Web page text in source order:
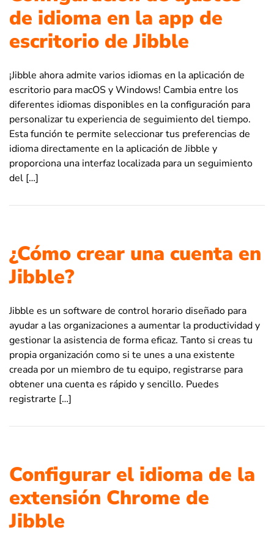
de idioma en la app de
escritorio de Jibble
¡Jibble ahora admite varios idiomas en la aplicación de
escritorio para macOS y Windows! Cambia entre los
diferentes idiomas disponibles en la configuración para
personalizar tu experiencia de seguimiento del tiempo.
Esta función te permite seleccionar tus preferencias de
idioma directamente en la aplicación de Jibble y
proporciona una interfaz localizada para un seguimiento
del […]
¿Cómo crear una cuenta en
Jibble?
Jibble es un software de control horario diseñado para
ayudar a las organizaciones a aumentar la productividad y
gestionar la asistencia de forma eficaz. Tanto si creas tu
propia organización como si te unes a una existente
creada por un miembro de tu equipo, registrarse para
obtener una cuenta es rápido y sencillo. Puedes
registrarte […]
Configurar el idioma de la
extensión Chrome de
Jibble